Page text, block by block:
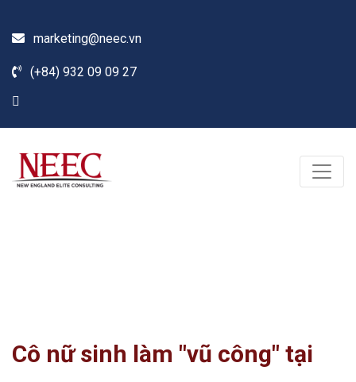
marketing@neec.vn
(+84) 932 09 09 27
Cô nữ sinh làm "vũ công" tại